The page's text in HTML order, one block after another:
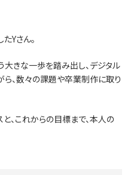
Yさん。
きな一歩を踏み出し、デジタル
、数々の課題や卒業制作に取り
、これからの目標まで、本人の